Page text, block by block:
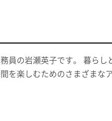
員の岩瀬英子です。 暮ら
を楽しむためのさまざまな